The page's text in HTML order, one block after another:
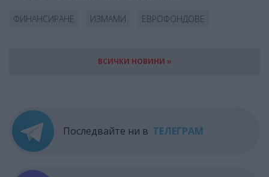
ФИНАНСИРАНЕ ИЗМАМИ ЕВРОФОНДОВЕ
ВСИЧКИ НОВИНИ »
Последвайте ни в ТЕЛЕГРАМ